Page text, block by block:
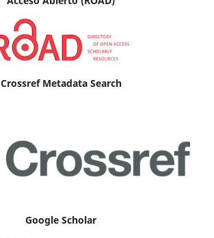
Crossref Metadata Search
Google Scholar